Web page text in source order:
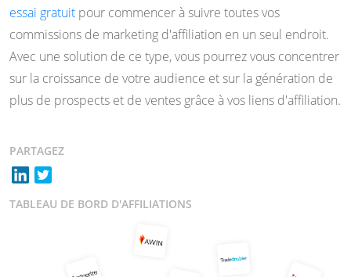
essai gratuit pour commencer à suivre toutes vos
commissions de marketing d'affiliation en un seul endroit.
Avec une solution de ce type, vous pourrez vous concentrer
sur la croissance de votre audience et sur la génération de
plus de prospects et de ventes grâce à vos liens d'affiliation.
PARTAGEZ
TABLEAU DE BORD D'AFFILIATIONS